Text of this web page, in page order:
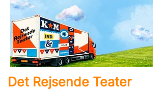
Det Rejsende Teater